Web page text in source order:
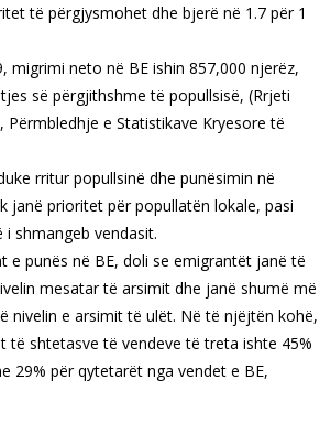
të përgjysmohet dhe bjerë në 1.7 për 1
migrimi neto në BE ishin 857,000 njerëz,
së përgjithshme të popullsisë, (Rrjeti
Përmbledhje e Statistikave Kryesore të
rritur popullsinë dhe punësimin në
janë prioritet për popullatën lokale, pasi
shmangeb vendasit.
e punës në BE, doli se emigrantët janë të
mesatar të arsimit dhe janë shumë më
nivelin e arsimit të ulët. Në të njëjtën kohë,
të shtetasve të vendeve të treta ishte 45%
29% për qytetarët nga vendet e BE,